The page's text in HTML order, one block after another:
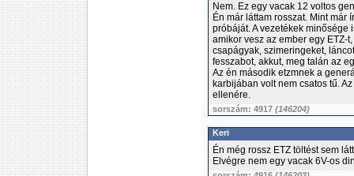
Nem. Ez egy vacak 12 voltos
Én már láttam rosszat. Mint már
próbáját. A vezetékek minősége
amikor vesz az ember egy ETZ-
csapágyak, szimeringeket,
fesszabot, akkut, meg talán az
Az én második etzmnek a
karbijában volt nem csatos tű.
ellenére.
sorszám: 4917 (146204)
Keri
Én még rossz ETZ töltést sem
Elvégre nem egy vacak 6V-os